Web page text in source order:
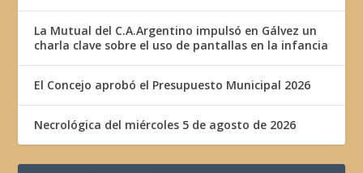
La Mutual del C.A.Argentino impulsó en Gálvez un
charla clave sobre el uso de pantallas en la infancia
El Concejo aprobó el Presupuesto Municipal 2026
Necrológica del miércoles 5 de agosto de 2026